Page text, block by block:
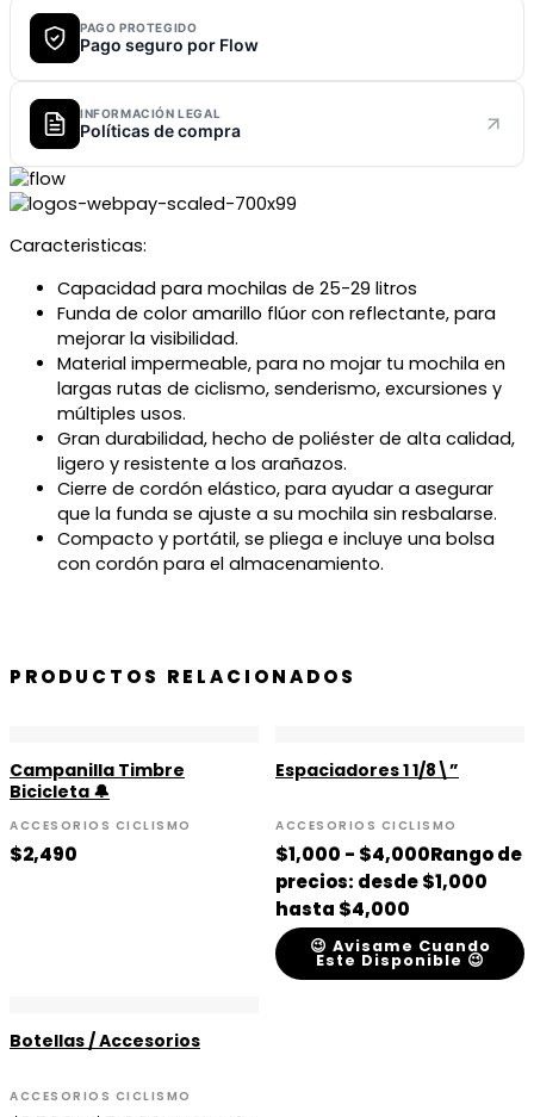
PAGO PROTEGIDO
Pago seguro por Flow
INFORMACIÓN LEGAL
Políticas de compra
Caracteristicas:
Capacidad para mochilas de 25-29 litros
Funda de color amarillo flúor con reflectante, para
mejorar la visibilidad.
Material impermeable, para no mojar tu mochila en
largas rutas de ciclismo, senderismo, excursiones y
múltiples usos.
Gran durabilidad, hecho de poliéster de alta calidad,
ligero y resistente a los arañazos.
Cierre de cordón elástico, para ayudar a asegurar
que la funda se ajuste a su mochila sin resbalarse.
Compacto y portátil, se pliega e incluye una bolsa
con cordón para el almacenamiento.
PRODUCTOS RELACIONADOS
Campanilla Timbre
Bicicleta 🔔
ACCESORIOS CICLISMO
$2,490
Espaciadores 1 1/8\”
ACCESORIOS CICLISMO
$1,000 - $4,000Rango de
precios: desde $1,000
hasta $4,000
😉 Avisame Cuando
Este Disponible 😉
Botellas / Accesorios
ACCESORIOS CICLISMO